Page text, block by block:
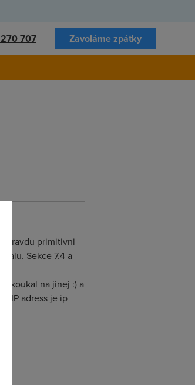
707 Zavoláme zpátky
primitivni
Sekce 7.4 a
na jinej :) a
IP adress je ip